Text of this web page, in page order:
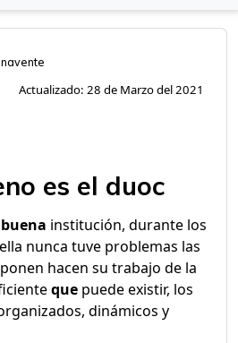
Actualizado: 28 de Marzo del 2021
es el duoc
buena institución, durante los
nunca tuve problemas las
hacen su trabajo de la
que puede existir, los
dinámicos y